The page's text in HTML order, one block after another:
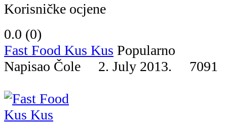
Korisničke ocjene
0.0 (0)
Fast Food Kus Kus Popularno
Napisao Čole 2. July 2013. 7091